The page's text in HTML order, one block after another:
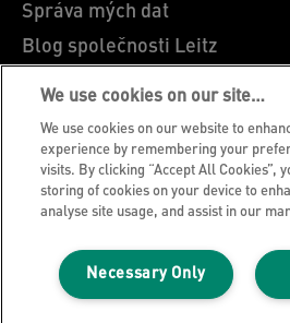
Správa mých dat
Blog společnosti Leitz
Zákaznická podpora
Pokyny pro recyklaci obalů
Záruční podmínky
Prohlášení o shodě
Mapa stránek
We use cookies on our site…
We use cookies on our website to
experience by remembering your
visits. By clicking “Accept All Cookies”,
storing of cookies on your device to
analyse site usage, and assist in our
Necessary Only